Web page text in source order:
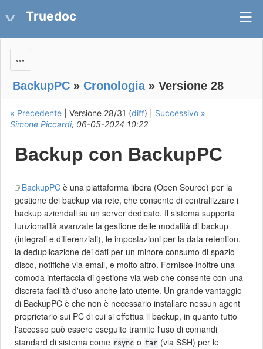
Truedoc
BackupPC » Cronologia» Versione 28
« Precedente | Versione 28/31 (diff) | Successivo »
Simone Piccardi, 06-05-2024 10:22
Backup con BackupPC
BackupPC è una piattaforma libera (Open Source) per la
gestione dei backup via rete, che consente di centraliizzare i
backup aziendali su un server dedicato. Il sistema supporta
funzionalità avanzate la gestione delle modalità di backup
(integrali e differenziali), le impostazioni per la data retention,
la deduplicazione dei dati per un minore consumo di spazio
disco, notifiche via email, e molto altro. Fornisce inoltre una
comoda interfaccia di gestione via web che consente con una
discreta facilità d'uso anche lato utente. Un grande vantaggio
di BackupPC è che non è necessario installare nessun agent
proprietario sui PC di cui si effettua il backup, in quanto tutto
l'accesso può essere eseguito tramite l'uso di comandi
standard di sistema come rsync o tar (via SSH) per le